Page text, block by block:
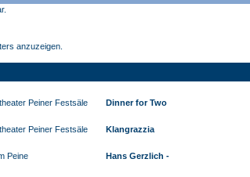
anzuzeigen.
Peiner Festsäle Dinner for Two
Peiner Festsäle Klangrazzia
Peine Hans Gerzlich -